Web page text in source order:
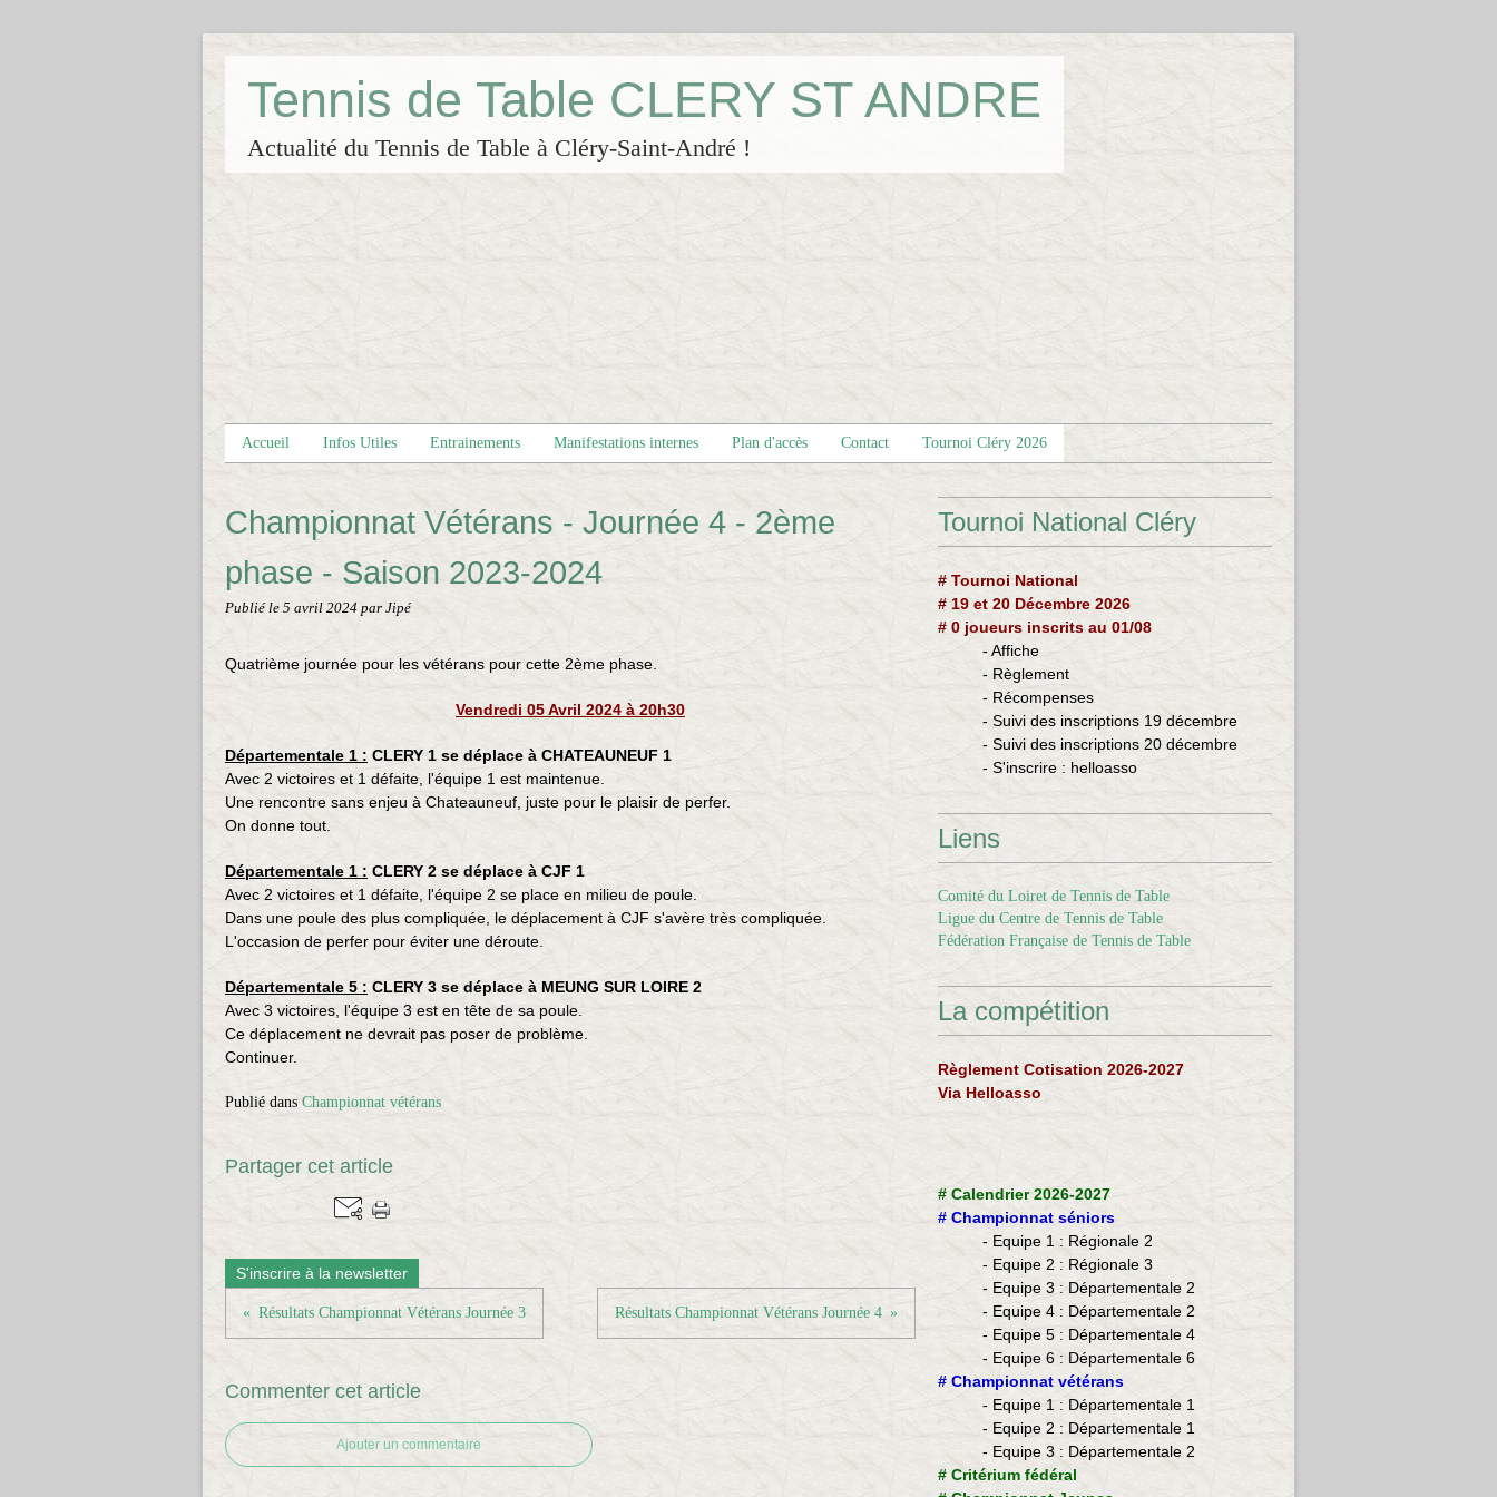
Tennis de Table CLERY ST ANDRE
Actualité du Tennis de Table à Cléry-Saint-André !
Accueil Infos Utiles Entrainements Manifestations internes Plan d'accès Contact Tournoi Cléry 2026
Championnat Vétérans - Journée 4 - 2ème
phase - Saison 2023-2024
Publié le 5 avril 2024 par Jipé
Quatrième journée pour les vétérans pour cette 2ème phase.
Vendredi 05 Avril 2024 à 20h30
Départementale 1 : CLERY 1 se déplace à CHATEAUNEUF 1
Avec 2 victoires et 1 défaite, l'équipe 1 est maintenue.
Une rencontre sans enjeu à Chateauneuf, juste pour le plaisir de perfer.
On donne tout.
Départementale 1 : CLERY 2 se déplace à CJF 1
Avec 2 victoires et 1 défaite, l'équipe 2 se place en milieu de poule.
Dans une poule des plus compliquée, le déplacement à CJF s'avère très compliquée.
L'occasion de perfer pour éviter une déroute.
Départementale 5 : CLERY 3 se déplace à MEUNG SUR LOIRE 2
Avec 3 victoires, l'équipe 3 est en tête de sa poule.
Ce déplacement ne devrait pas poser de problème.
Continuer.
Publié dans Championnat vétérans
Partager cet article
S'inscrire à la newsletter
Résultats Championnat Vétérans Journée 3 Résultats Championnat Vétérans Journée 4
Commenter cet article
Ajouter un commentaire
Tournoi National Cléry
# Tournoi National
# 19 et 20 Décembre 2026
# 0 joueurs inscrits au 01/08
- Affiche
- Règlement
- Récompenses
- Suivi des inscriptions 19 décembre
- Suivi des inscriptions 20 décembre
- S'inscrire : helloasso
Liens
Comité du Loiret de Tennis de Table
Ligue du Centre de Tennis de Table
Fédération Française de Tennis de Table
La compétition
Règlement Cotisation 2026-2027
Via Helloasso
# Calendrier 2026-2027
# Championnat séniors
- Equipe 1 : Régionale 2
- Equipe 2 : Régionale 3
- Equipe 3 : Départementale 2
- Equipe 4 : Départementale 2
- Equipe 5 : Départementale 4
- Equipe 6 : Départementale 6
​# Championnat vétérans
- ​Equipe 1 : Départementale 1
- Equipe 2 : Départementale 1
- Equipe 3 : Départementale 2
# Critérium fédéral